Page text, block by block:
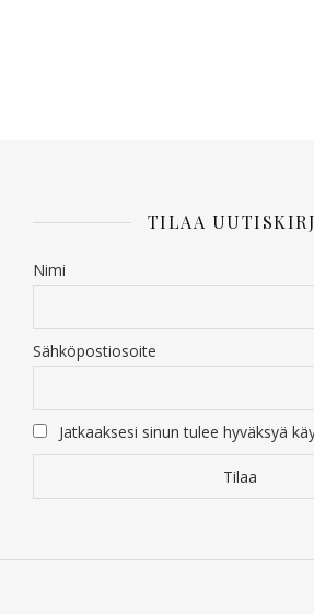
TILAA
Nimi
Sähköpostiosoite
Jatkaaksesi sinun tulee hyväksyä